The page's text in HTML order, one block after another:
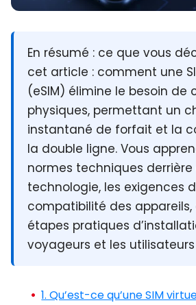
En résumé : ce que vous
cet article : comment une
(eSIM) élimine le besoin de
physiques, permettant un
instantané de forfait et la
la double ligne. Vous
normes techniques
technologie, les exigences
compatibilité des appareils,
étapes pratiques
voyageurs et les
1. Qu’est-ce qu’une SIM